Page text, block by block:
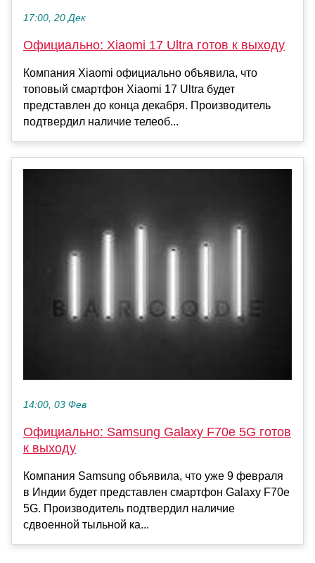
17:00, 20 Дек
Официально: Xiaomi 17 Ultra готов к выходу
Компания Xiaomi официально объявила, что
топовый смартфон Xiaomi 17 Ultra будет
представлен до конца декабря. Производитель
подтвердил наличие телеоб...
14:00, 03 Фев
Официально: Samsung Galaxy F70e 5G готов
к выходу
Компания Samsung объявила, что уже 9 февраля
в Индии будет представлен смартфон Galaxy F70e
5G. Производитель подтвердил наличие
сдвоенной тыльной ка...